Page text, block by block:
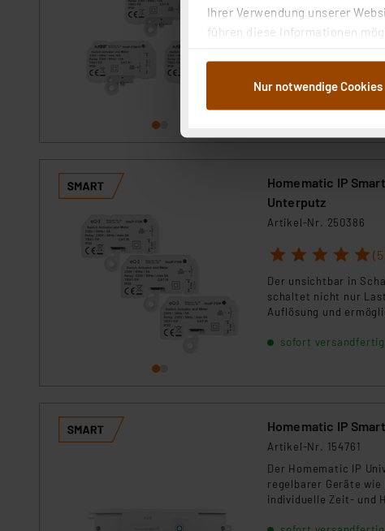
Ihrer Verwendung unserer
führen diese Informationen
Weiterverarbeitung für die
Abs.1a DSG-VO) zu. Eine
Auswertung und Analyse bis
dazu führen, dass die
„Einige Drittanbieter
dieser Drittanbieter umfasst
Nähere Infos zu diesen
Für die USA besteht kein
Datenschutz nach EU-
Daten in
Impressum
Nur notwendige Cookies
Energieverbrauchs
Homematic IP
Unterputz
Artikel-Nr. 250386
1 2 3 4 5
Der unsichtbar in
schaltet nicht nur
Auflösung und
sofort
Homematic IP
Artikel-Nr. 154761
Der Homematic IP
regelbarer Geräte
individuelle Zeit- und